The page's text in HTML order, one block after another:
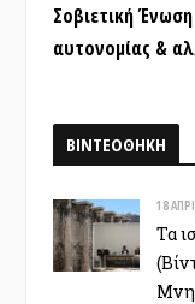
Σοβιετική
αυτονομίας &
ΒΙΝΤΕΟΘΗΚΗ
18
Τα